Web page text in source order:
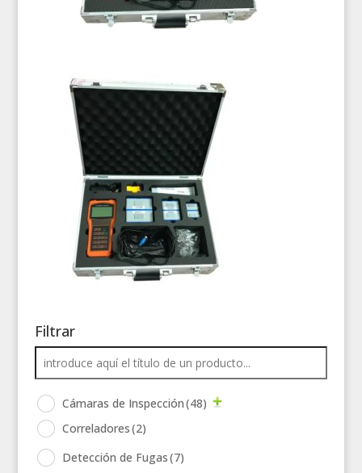
Filtrar
Cámaras de Inspección(48)
Correladores(2)
Detección de Fugas(7)